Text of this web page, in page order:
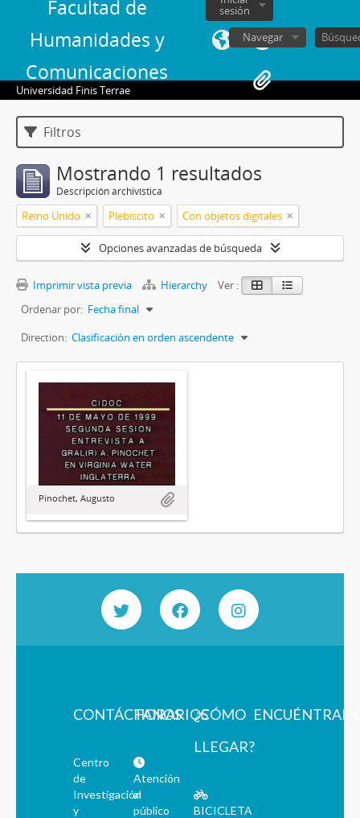
Facultad de
Humanidades y
Comunicaciones
sesión
Navegar
Universidad Finis Terrae
Filtros
Mostrando 1 resultados
Descripción archivística
Reino Unido Plebiscito Con objetos digitales
Opciones avanzadas de búsqueda
Imprimir vista previa Hierarchy
Ver :
Ordenar por: Fecha final
Direction: Clasificación en orden ascendente
Pinochet, Augusto
CONTÁCTANOS
Centro
de
Investigación
y
HORARIOS
Atención
al
público
¿CÓMO
LLEGAR?
BICICLETA